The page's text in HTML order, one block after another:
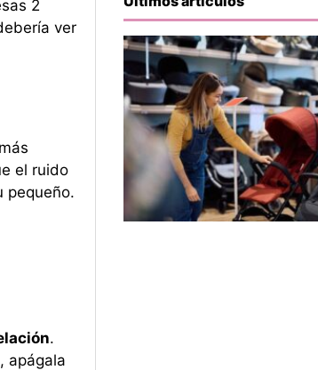
2
ver
el ruido
pequeño.
.
apágala